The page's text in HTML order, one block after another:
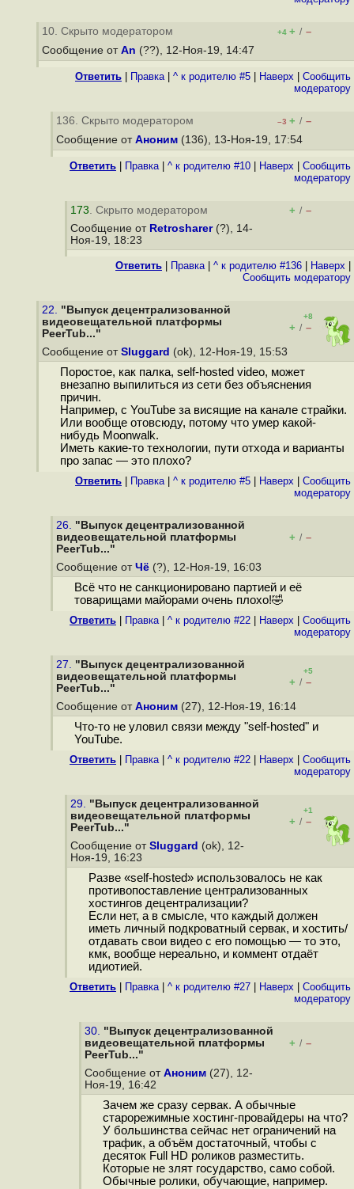
10. Скрыто модератором +4 + / –
Сообщение от An (??), 12-Ноя-19, 14:47
Ответить Правка| ^ к родителю #5 Наверх
Cообщить
модератору
136. Скрыто модератором –3 + / –
Сообщение от Аноним (136), 13-Ноя-19, 17:54
Ответить Правка| ^ к родителю #10 Наверх
Cообщить
модератору
173. Скрыто модератором + / –
Сообщение от Retrosharer(?), 14-
Ноя-19, 18:23
Ответить Правка| ^ к родителю #136 Наверх
Cообщить модератору
22. "Выпуск децентрализованной
видеовещательной платформы
PeerTub..."
+8
+ / –
Сообщение от Sluggard (ok), 12-Ноя-19, 15:53
Поростое, как палка, self-hosted video, может
внезапно выпилиться из сети без объяснения
причин.
Например, с YouTube за висящие на канале страйки.
Или вообще отовсюду, потому что умер какой-
нибудь Moonwalk.
Иметь какие-то технологии, пути отхода и варианты
про запас — это плохо?
Ответить Правка| ^ к родителю #5 Наверх
Cообщить
модератору
26. "Выпуск децентрализованной
видеовещательной платформы
PeerTub..."
+ / –
Сообщение от Чё (?), 12-Ноя-19, 16:03
Всё что не санкционировано партией и её
товарищами майорами очень плохо!🤣
Ответить Правка| ^ к родителю #22 Наверх
Cообщить
модератору
27. "Выпуск децентрализованной
видеовещательной платформы
PeerTub..."
+5
+ / –
Сообщение от Аноним (27), 12-Ноя-19, 16:14
Что-то не уловил связи между "self-hosted" и
YouTube.
Ответить Правка| ^ к родителю #22 Наверх
Cообщить
модератору
29. "Выпуск децентрализованной
видеовещательной платформы
PeerTub..."
+1
+ / –
Сообщение от Sluggard (ok), 12-
Ноя-19, 16:23
Разве «self-hosted» использовалось не как
противопоставление централизованных
хостингов децентрализации?
Если нет, а в смысле, что каждый должен
иметь личный подкроватный сервак, и хостить/
отдавать свои видео с его помощью — то это,
кмк, вообще нереально, и коммент отдаёт
идиотией.
Ответить Правка| ^ к родителю #27 Наверх
Cообщить
модератору
30. "Выпуск децентрализованной
видеовещательной платформы
PeerTub..."
+ / –
Сообщение от Аноним (27), 12-
Ноя-19, 16:42
Зачем же сразу сервак. А обычные
старорежимные хостинг-провайдеры на что?
У большинства сейчас нет ограничений на
трафик, а объём достаточный, чтобы с
десяток Full HD роликов разместить.
Которые не злят государство, само собой.
Обычные ролики, обучающие, например.